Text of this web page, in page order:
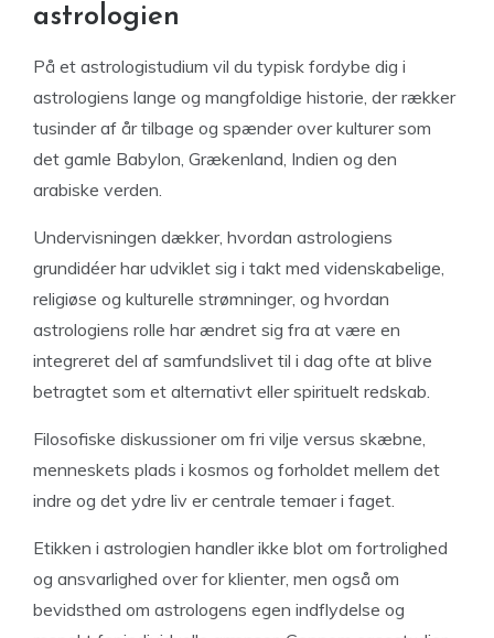
astrologien
På et astrologistudium vil du typisk fordybe dig i
astrologiens lange og mangfoldige historie, der rækker
tusinder af år tilbage og spænder over kulturer som
det gamle Babylon, Grækenland, Indien og den
arabiske verden.
Undervisningen dækker, hvordan astrologiens
grundidéer har udviklet sig i takt med videnskabelige,
religiøse og kulturelle strømninger, og hvordan
astrologiens rolle har ændret sig fra at være en
integreret del af samfundslivet til i dag ofte at blive
betragtet som et alternativt eller spirituelt redskab.
Filosofiske diskussioner om fri vilje versus skæbne,
menneskets plads i kosmos og forholdet mellem det
indre og det ydre liv er centrale temaer i faget.
Etikken i astrologien handler ikke blot om fortrolighed
og ansvarlighed over for klienter, men også om
bevidsthed om astrologens egen indflydelse og